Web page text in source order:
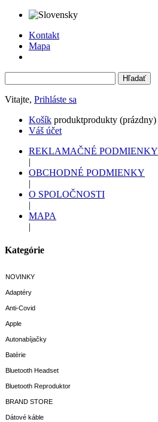
Kontakt
Mapa
Vitajte, Prihláste sa
Košík produktprodukty (prázdny)
Váš účet
REKLAMAČNÉ PODMIENKY
|
OBCHODNÉ PODMIENKY
|
O SPOLOČNOSTI
|
MAPA
|
Kategórie
NOVINKY
Adaptéry
Anti-Covid
Apple
Autonabíjačky
Batérie
Bluetooth Headset
Bluetooth Reproduktor
BRAND STORE
Dátové káble